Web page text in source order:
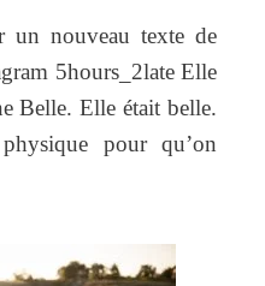
un nouveau texte de
5hours_2late Elle
Belle. Elle était belle.
pour qu’on